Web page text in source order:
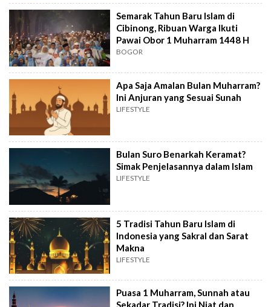
Semarak Tahun Baru Islam di
Cibinong, Ribuan Warga Ikuti
Pawai Obor 1 Muharram 1448 H
BOGOR
Apa Saja Amalan Bulan Muharram?
Ini Anjuran yang Sesuai Sunah
LIFESTYLE
Bulan Suro Benarkah Keramat?
Simak Penjelasannya dalam Islam
LIFESTYLE
5 Tradisi Tahun Baru Islam di
Indonesia yang Sakral dan Sarat
Makna
LIFESTYLE
Puasa 1 Muharram, Sunnah atau
Sekadar Tradisi? Ini Niat dan